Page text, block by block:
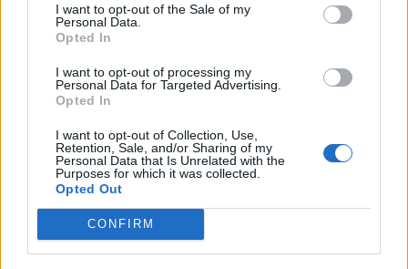
I want to opt-out of the Sale of my
Personal Data.
Opted In
I want to opt-out of processing my
Personal Data for Targeted Advertising.
Opted In
I want to opt-out of Collection, Use,
Retention, Sale, and/or Sharing of my
Personal Data that Is Unrelated with the
Purposes for which it was collected.
Opted Out
CONFIRM
Trichet incalza: rispettate gli
obiettivi o niente aiuti
04/09/2011
Ue, timori per la manovra
italiana
04/09/2011